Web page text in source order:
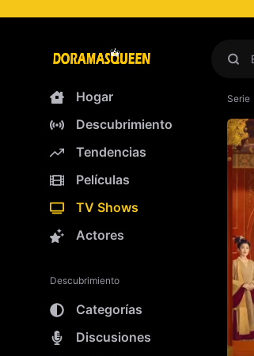
Hogar
Descubrimiento
Tendencias
Películas
TV Shows
Actores
Descubrimiento
Categorías
Discusiones
Serie